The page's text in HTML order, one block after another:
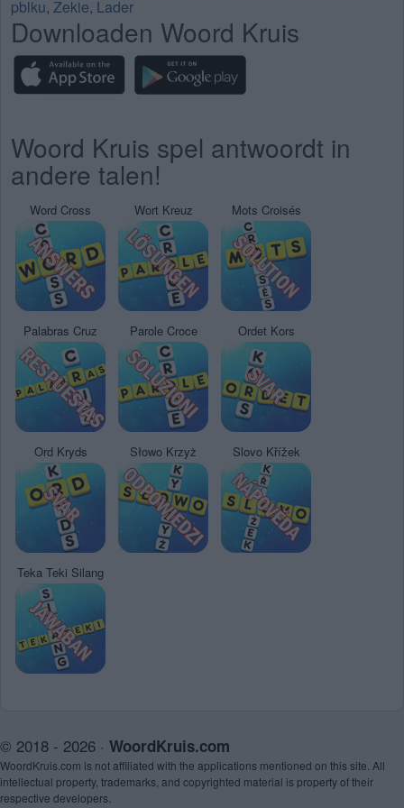
pblku, Zekie, Lader
Downloaden Woord Kruis
Woord Kruis spel antwoordt in
andere talen!
Word Cross Wort Kreuz Mots Croisés
Palabras Cruz Parole Croce Ordet Kors
Ord Kryds Słowo Krzyż Slovo Křížek
Teka Teki Silang
© 2018 - 2026 · WoordKruis.com
WoordKruis.com is not affiliated with the applications mentioned on this site. All
intellectual property, trademarks, and copyrighted material is property of their
respective developers.